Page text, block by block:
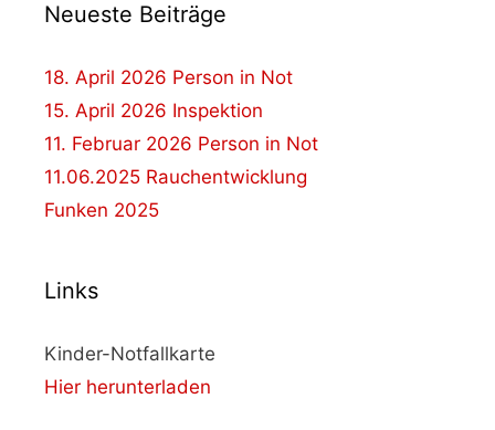
Neueste Beiträge
18. April 2026 Person in Not
15. April 2026 Inspektion
11. Februar 2026 Person in Not
11.06.2025 Rauchentwicklung
Funken 2025
Links
Kinder-Notfallkarte
Hier herunterladen